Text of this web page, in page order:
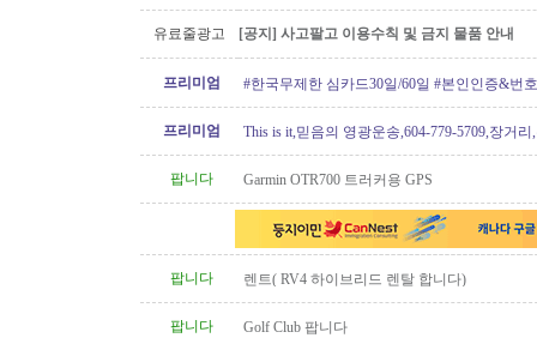
유료줄광고 [공지] 사고팔고 이용수칙 및 금지 물품 안내
프리미엄 #한국무제한 심카드30일/60일 #본인인증&번
프리미엄 This is it,믿음의 영광운송,604-779-5709,장거리
팝니다 Garmin OTR700 트러커용 GPS
팝니다 렌트( RV4 하이브리드 렌탈 합니다)
팝니다 Golf Club 팝니다